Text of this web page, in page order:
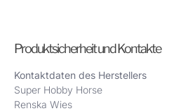
Produktsicherheit und Kontakte
Kontaktdaten des Herstellers
Super Hobby Horse
Renska Wies